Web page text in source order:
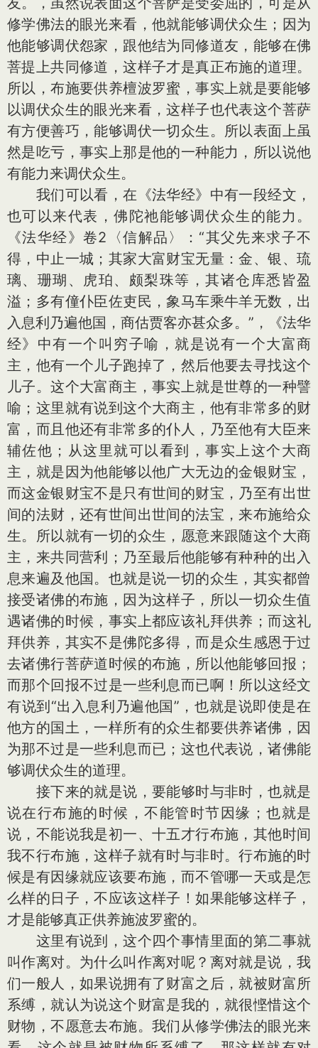
修学佛法的眼光来看，他就能够调伏众生；因为
他能够调伏怨家，跟他结为同修道友，能够在佛
菩提上共同修道，这样子才是真正布施的道理。
所以，布施要供养檀波罗蜜，事实上就是要能够
以调伏众生的眼光来看，这样子也代表这个菩萨
有方便善巧，能够调伏一切众生。所以表面上虽
然是吃亏，事实上那是他的一种能力，所以说他
有能力来调伏众生。
我们可以看，在《法华经》中有一段经文，
也可以来代表，佛陀祂能够调伏众生的能力。
《法华经》卷2〈信解品〉：“其父先来求子不
得，中止一城；其家大富财宝无量：金、银、琉
璃、珊瑚、虎珀、颇梨珠等，其诸仓库悉皆盈
溢；多有僮仆臣佐吏民，象马车乘牛羊无数，出
入息利乃遍他国，商估贾客亦甚众多。”，《法华
经》中有一个叫穷子喻，就是说有一个大富商
主，他有一个儿子跑掉了，然后他要去寻找这个
儿子。这个大富商主，事实上就是世尊的一种譬
喻；这里就有说到这个大商主，他有非常多的财
富，而且他还有非常多的仆人，乃至他有大臣来
辅佐他；从这里就可以看到，事实上这个大商
主，就是因为他能够以他广大无边的金银财宝，
而这金银财宝不是只有世间的财宝，乃至有出世
间的法财，还有世间出世间的法宝，来布施给众
生。所以就有一切的众生，愿意来跟随这个大商
主，来共同营利；乃至最后他能够有种种的出入
息来遍及他国。也就是说一切的众生，其实都曾
接受诸佛的布施，因为这样子，所以一切众生值
遇诸佛的时候，事实上都应该礼拜供养；而这礼
拜供养，其实不是佛陀多得，而是众生感恩于过
去诸佛行菩萨道时候的布施，所以他能够回报；
而那个回报不过是一些利息而已啊！所以这经文
有说到“出入息利乃遍他国”，也就是说即使是在
他方的国土，一样所有的众生都要供养诸佛，因
为那不过是一些利息而已；这也代表说，诸佛能
够调伏众生的道理。
接下来的就是说，要能够时与非时，也就是
说在行布施的时候，不能管时节因缘；也就是
说，不能说我是初一、十五才行布施，其他时间
我不行布施，这样子就有时与非时。行布施的时
候是有因缘就应该要布施，而不管哪一天或是怎
么样的日子，不应该这样子！如果能够这样子，
才是能够真正供养施波罗蜜的。
这里有说到，这个四个事情里面的第二事就
叫作离对。为什么叫作离对呢？离对就是说，我
们一般人，如果说拥有了财富之后，就被财富所
系缚，就认为说这个财富是我的，就很悭惜这个
财物，不愿意去布施。我们从修学佛法的眼光来